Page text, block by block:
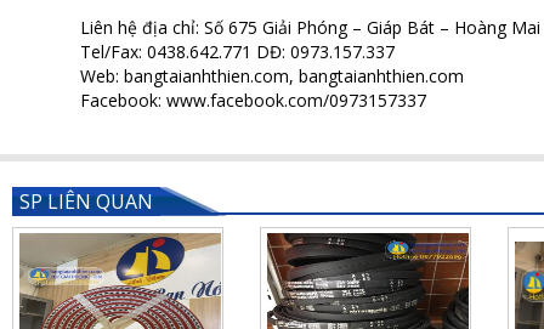
Liên hệ địa chỉ: Số 675 Giải Phóng – Giáp Bát – Hoàng
Tel/Fax: 0438.642.771 DĐ: 0973.157.337
Web: bangtaianhthien.com, bangtaianhthien.com
Facebook: www.facebook.com/0973157337
SP LIÊN QUAN